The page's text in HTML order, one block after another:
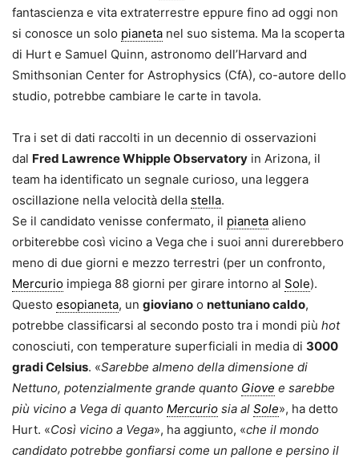
fantascienza e vita extraterrestre eppure fino ad oggi non
si conosce un solo pianeta nel suo sistema. Ma la scoperta
di Hurt e Samuel Quinn, astronomo dell’Harvard and
Smithsonian Center for Astrophysics (CfA), co-autore dello
studio, potrebbe cambiare le carte in tavola.
Tra i set di dati raccolti in un decennio di osservazioni
dal Fred Lawrence Whipple Observatory in Arizona, il
team ha identificato un segnale curioso, una leggera
oscillazione nella velocità della stella.
Se il candidato venisse confermato, il pianeta alieno
orbiterebbe così vicino a Vega che i suoi anni durerebbero
meno di due giorni e mezzo terrestri (per un confronto,
Mercurio impiega 88 giorni per girare intorno al Sole).
Questo esopianeta, un gioviano o nettuniano caldo,
potrebbe classificarsi al secondo posto tra i mondi più hot
conosciuti, con temperature superficiali in media di 3000
gradi Celsius. «Sarebbe almeno della dimensione di
Nettuno, potenzialmente grande quanto Giove e sarebbe
più vicino a Vega di quanto Mercurio sia al Sole», ha detto
Hurt. «Così vicino a Vega», ha aggiunto, «che il mondo
candidato potrebbe gonfiarsi come un pallone e persino il